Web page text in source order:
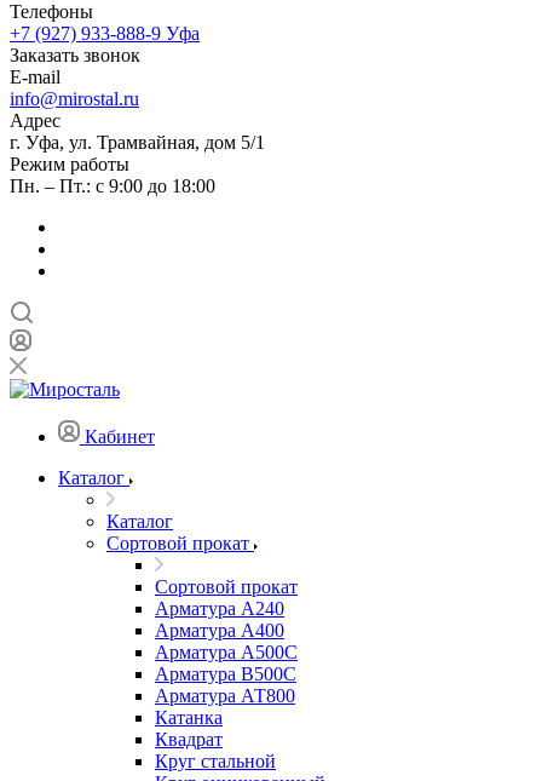
Телефоны
+7 (927) 933-888-9 Уфа
Заказать звонок
E-mail
info@mirostal.ru
Адрес
г. Уфа, ул. Трамвайная, дом 5/1
Режим работы
Пн. – Пт.: с 9:00 до 18:00
Кабинет
Каталог
Каталог
Сортовой прокат
Сортовой прокат
Арматура А240
Арматура А400
Арматура А500C
Арматура В500С
Арматура АТ800
Катанка
Квадрат
Круг стальной